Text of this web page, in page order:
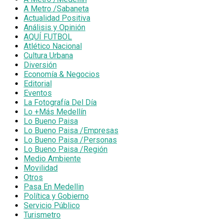
A Metro /Sabaneta
Actualidad Positiva
Análisis y Opinión
AQUÍ FUTBOL
Atlético Nacional
Cultura Urbana
Diversión
Economía & Negocios
Editorial
Eventos
La Fotografía Del Día
Lo +Más Medellín
Lo Bueno Paisa
Lo Bueno Paisa /Empresas
Lo Bueno Paisa /Personas
Lo Bueno Paisa /Región
Medio Ambiente
Movilidad
Otros
Pasa En Medellin
Política y Gobierno
Servicio Público
Turismetro